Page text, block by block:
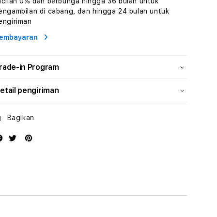
dan
Solusi
Energi
dan
Solusi
di cabang, dan hingga 24 bulan untuk
in Program
pengiriman
Bagikan